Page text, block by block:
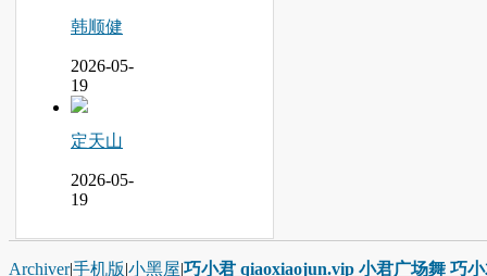
韩顺健
2026-05-
19
定天山
2026-05-
19
Archiver|手机版|小黑屋|巧小君 qiaoxiaojun.vip 小君广场舞 巧